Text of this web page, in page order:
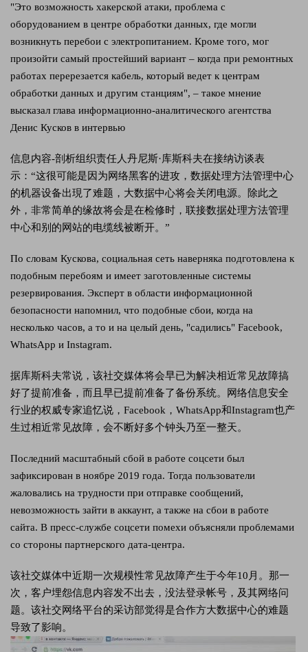
"Это возможность хакерской атаки, проблема с
оборудованием в центре обработки данных, где могли
возникнуть перебои с электропитанием. Кроме того, мог
произойти самый простейший вариант – когда при ремонтных
работах перерезается кабель, который ведет к центрам
обработки данных и другим станциям", – такое мнение
высказал глава информационно-аналитического агентства
Денис Кусков в интервью
信息内容-剖析组织责任人丹尼斯·库斯科夫在接纳访谈表
示：“这很可能是因为网络黑客的进攻，数据处理方法管理中心
的机器设备出現了难题，大数据中心将会关闭电源。除此之
外，非常简单的缘故将会是在检修时，联接数据处理方法管理
中心和别的网站的电缆线被断开。”
По словам Кускова, социальная сеть наверняка подготовлена к
подобным перебоям и имеет заготовленные системы
резервирования. Эксперт в области информационной
безопасности напомнил, что подобные сбои, когда на
несколько часов, а то и на целый день, "садились" Facebook,
WhatsApp и Instagram.
据库斯科夫常说，该社交媒体将会早已为解决相近常见故障搞
好了提前准备，而且早已提前准备了备份系统。网络信息安全
行业的权威专家追忆说，Facebook，WhatsApp和Instagram也产
生过相近常见故障，会不断好多个钟头乃至一整天。
Последний масштабный сбой в работе соцсети был
зафиксирован в ноябре 2019 года. Тогда пользователи
жаловались на трудности при отправке сообщений,
невозможность зайти в аккаунт, а также на сбои в работе
сайта. В пресс-службе соцсети помехи объясняли проблемами
со стороны партнерского дата-центра.
该社交媒体中近期一次规模性常见故障产生于今年10月。那一
次，客户埋怨信息内容发不出去，没法登录帐号，及其网络问
题。该社交网络平台的采访部觉得是合作方大数据中心的难题
导致了影响。